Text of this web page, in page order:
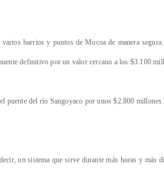
barrios y puntos de Mocoa de manera
definitivo por un valor cercano a los $3.100
puente del río Sangoyaco por unos $2.800 millones.
un sistema que sirve durante más horas y más